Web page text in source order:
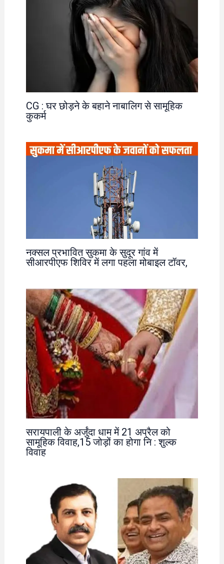
CG : घर छोड़ने के बहाने नाबालिग से सामूहिक
कुकर्म
नक्सल प्रभावित सुकमा के सुदूर गांव में
सीआरपीएफ शिविर में लगा पहला मोबाइल टॉवर,
सरायपाली के अर्जुंदा धाम में 21 अप्रैल को
सामूहिक विवाह,15 जोड़ों का होगा नि : शुल्क
विवाह